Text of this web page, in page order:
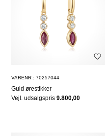
VARENR.: 70257044
Guld ørestikker
Vejl. udsalgspris 9.800,00